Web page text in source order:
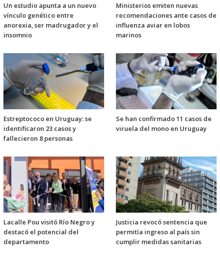
Un estudio apunta a un nuevo
vínculo genético entre
anorexia, ser madrugador y el
insomnio
Ministerios emiten nuevas
recomendaciones ante casos de
influenza aviar en lobos
marinos
Estreptococo en Uruguay: se
identificaron 23 casos y
fallecieron 8 personas
Se han confirmado 11 casos de
viruela del mono en Uruguay
Lacalle Pou visitó Río Negro y
destacó el potencial del
departamento
Justicia revocó sentencia que
permitía ingreso al país sin
cumplir medidas sanitarias